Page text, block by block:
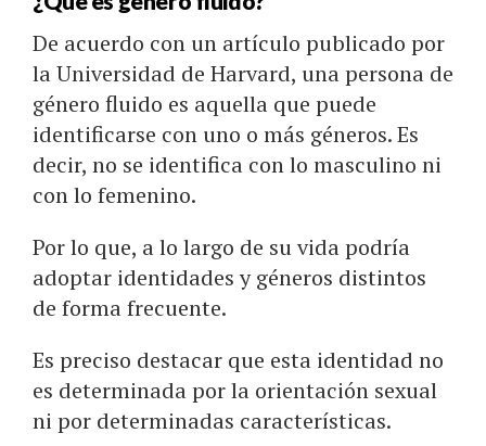
De acuerdo con un artículo publicado por
la Universidad de Harvard, una persona de
género fluido es aquella que puede
identificarse con uno o más géneros. Es
decir, no se identifica con lo masculino ni
con lo femenino.
Por lo que, a lo largo de su vida podría
adoptar identidades y géneros distintos
de forma frecuente.
Es preciso destacar que esta identidad no
es determinada por la orientación sexual
ni por determinadas características.